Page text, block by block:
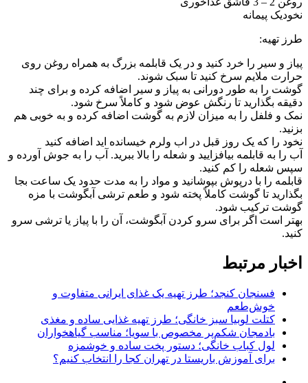
نخودیک پیمانه
طرز تهیه:
پیاز و سیر را خرد کنید و در یک قابلمه بزرگ به همراه روغن روی
حرارت ملایم سرخ کنید تا سبک شوند.
گوشت را به طور دورانی به پیاز و سیر اضافه کرده و برای چند
دقیقه بگذارید تا رنگش عوض شود و کاملاً سرخ شود.
نمک و فلفل را به میزان لازم به گوشت اضافه کرده و به خوبی هم
بزنید.
نخود را که یک روز قبل در اب ولرم خیسانده اید اضافه کنید
آب را به قابلمه بیافزایید و شعله را بالا ببرید. آب را به جوش آورده و
سپس شعله را کم کنید.
قابلمه را با درپوش بپوشانید و مواد را به مدت حدود یک ساعت بجا
بگذارید تا گوشت کاملاً پخته شود و طعم ترشی آبگوشت با مزه
گوشت ترکیب شود.
بهتر است اگر برای سرو کردن آبگوشت، آن را با پیاز یا ترشی سرو
کنید.
اخبار مرتبط
فسنجان کنجد؛ طرز تهیه یک غذای ایرانی متفاوت و
خوش‌طعم
کتلت لوبیا سبز خانگی؛ طرز تهیه غذایی ساده و مغذی
بادمجان شکم‌پر مخصوص با سویا؛ مناسب گیاهخواران
لول کباب خانگی؛ دستور پخت ساده و خوشمزه
برای آموزش باریستا در تهران کجا را انتخاب کنیم؟